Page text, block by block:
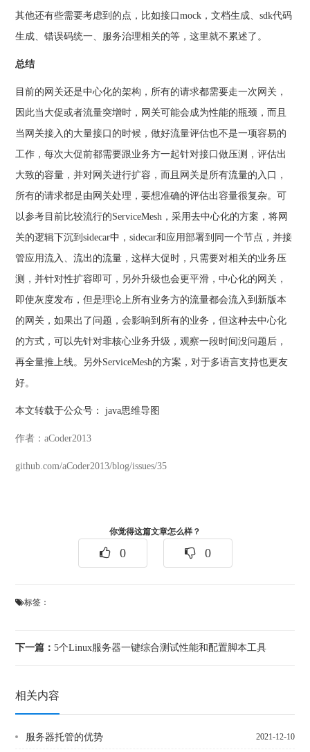
其他还有些需要考虑到的点，比如接口mock，文档生成、sdk代码
生成、错误码统一、服务治理相关的等，这里就不累述了。
总结
目前的网关还是中心化的架构，所有的请求都需要走一次网关，
因此当大促或者流量突增时，网关可能会成为性能的瓶颈，而且
当网关接入的大量接口的时候，做好流量评估也不是一项容易的
工作，每次大促前都需要跟业务方一起针对接口做压测，评估出
大致的容量，并对网关进行扩容，而且网关是所有流量的入口，
所有的请求都是由网关处理，要想准确的评估出容量很复杂。可
以参考目前比较流行的ServiceMesh，采用去中心化的方案，将网
关的逻辑下沉到sidecar中，sidecar和应用部署到同一个节点，并接
管应用流入、流出的流量，这样大促时，只需要对相关的业务压
测，并针对性扩容即可，另外升级也会更平滑，中心化的网关，
即使灰度发布，但是理论上所有业务方的流量都会流入到新版本
的网关，如果出了问题，会影响到所有的业务，但这种去中心化
的方式，可以先针对非核心业务升级，观察一段时间没问题后，
再全量推上线。另外ServiceMesh的方案，对于多语言支持也更友
好。
本文转载于公众号： java思维导图
作者：aCoder2013
github.com/aCoder2013/blog/issues/35
你觉得这篇文章怎么样？
0 0
标签：
下一篇：5个Linux服务器一键综合测试性能和配置脚本工具
相关内容
服务器托管的优势 2021-12-10